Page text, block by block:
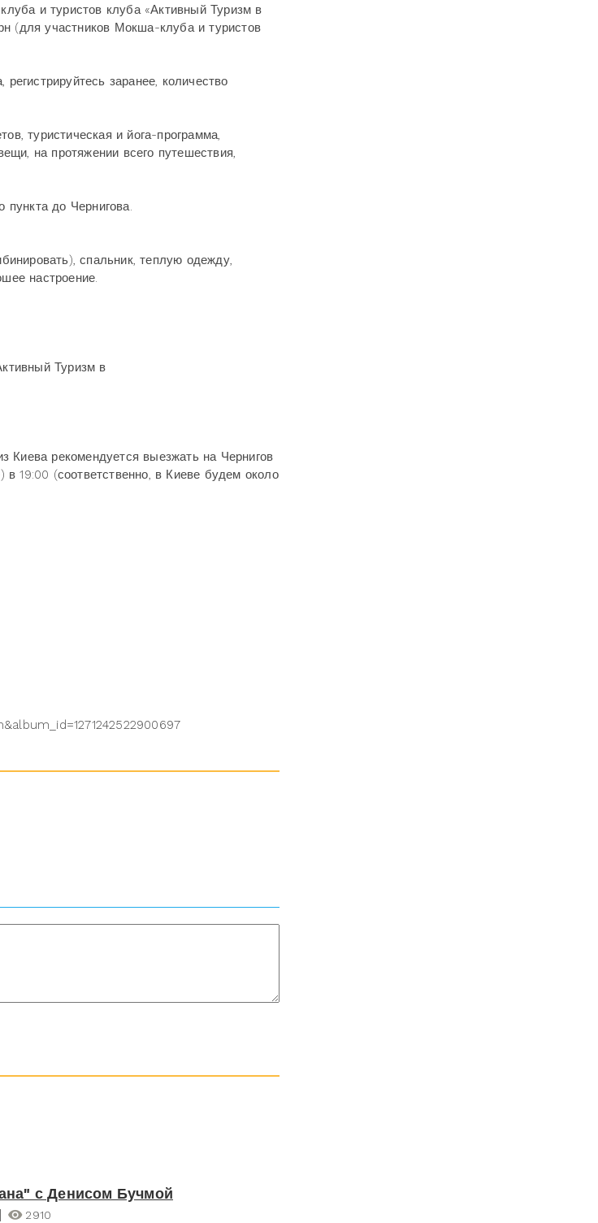
и туристов клуба «Активный Туризм в
(для участников Мокша-клуба и туристов
заранее, количество
туристическая и йога-программа,
на протяжении всего путешествия,
пункта до Чернигова.
спальник, теплую одежду,
настроение.
Туризм в
Киева рекомендуется выезжать на Чернигов
19:00 (соответственно, в Киеве будем около
с Денисом Бучмой
2910